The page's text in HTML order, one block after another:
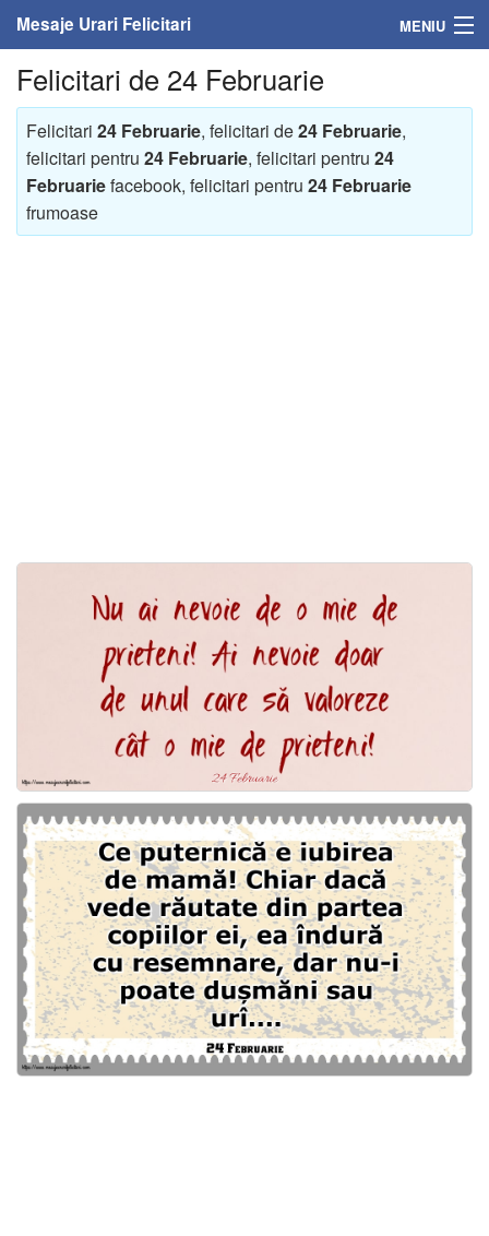
Mesaje Urari Felicitari MENIU
Home
Mesaje
Felicitari
Felicitari cu nume
Felicitari muzicale personalizate
Felicitari animate
Invitatii personalizate
Conecteaza-te
Felicitari de 24 Februarie
Felicitari 24 Februarie, felicitari de24 Februarie,
felicitari pentru 24 Februarie, felicitari pentru 24
Februariefacebook, felicitari pentru 24 Februarie
frumoase